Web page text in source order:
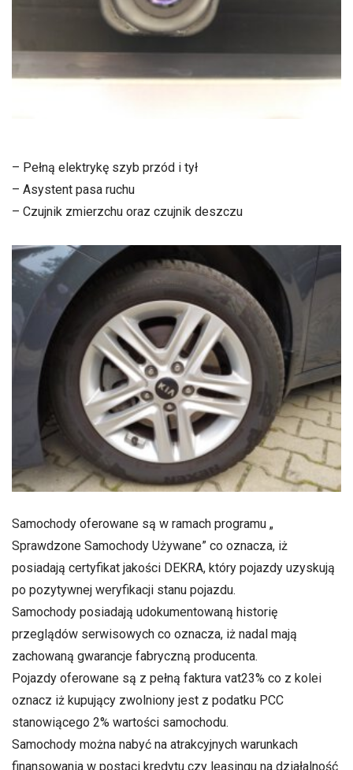
– Pełną elektrykę szyb przód i tył
– Asystent pasa ruchu
– Czujnik zmierzchu oraz czujnik deszczu
Samochody oferowane są w ramach programu „
Sprawdzone Samochody Używane” co oznacza, iż
posiadają certyfikat jakości DEKRA, który pojazdy uzyskują
po pozytywnej weryfikacji stanu pojazdu.
Samochody posiadają udokumentowaną historię
przeglądów serwisowych co oznacza, iż nadal mają
zachowaną gwarancje fabryczną producenta.
Pojazdy oferowane są z pełną faktura vat23% co z kolei
oznacz iż kupujący zwolniony jest z podatku PCC
stanowiącego 2% wartości samochodu.
Samochody można nabyć na atrakcyjnych warunkach
finansowania w postaci kredytu czy leasingu na działalność